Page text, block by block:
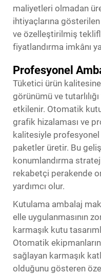
maliyetleri olmadan
ihtiyaçlarına
ve özelleştirilmiş
fiyatlandırma imkânı
Profesyonel
Tüketici ürün kalitesine
görünümü ve
etkilenir. Otomatik
grafik hizalaması ve
kalitesiyle
paketler üretir. Bu
konumlandırma
rekabetçi perakende
yardımcı olur.
Kutulama ambalaj
elle uygulanmasının
karmaşık kutu
Otomatik ekipmanların
sağlayan karmaşık
olduğunu gösteren